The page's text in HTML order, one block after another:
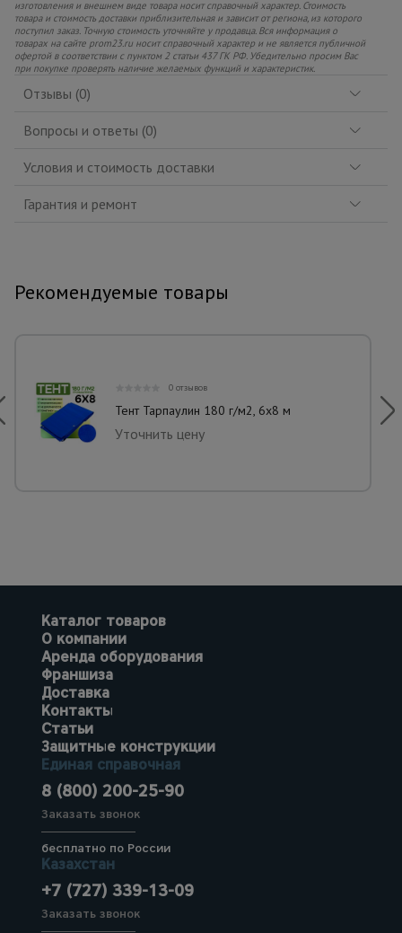
изготовления и внешнем виде товара носит справочный характер. Стоимость
товара и стоимость доставки приблизительная и зависит от региона, из которого
поступил заказ. Точную стоимость уточняйте у продавца. Вся информация о
товарах на сайте prom23.ru носит справочный характер и не является публичной
офертой в соответствии с пунктом 2 статьи 437 ГК РФ. Убедительно просим Вас
при покупке проверять наличие желаемых функций и характеристик.
Отзывы (0)
Вопросы и ответы (0)
Условия и стоимость доставки
Гарантия и ремонт
Рекомендуемые товары
0 отзывов
Тент Тарпаулин 180 г/м2, 6х8 м
Уточнить цену
Каталог товаров
О компании
Аренда оборудования
Франшиза
Доставка
Контакты
Статьи
Защитные конструкции
Единая справочная
8 (800) 200-25-90
Заказать звонок
бесплатно по России
Казахстан
+7 (727) 339-13-09
Заказать звонок